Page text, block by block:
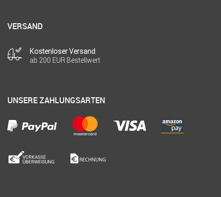
VERSAND
Kostenloser Versand
ab 200 EUR Bestellwert
UNSERE ZAHLUNGSARTEN